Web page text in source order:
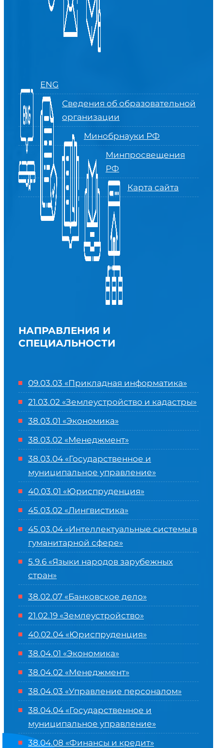
ENG
Сведения об образовательной
организации
Минобрнауки РФ
Минпросвещения
РФ
Карта сайта
НАПРАВЛЕНИЯ И
СПЕЦИАЛЬНОСТИ
09.03.03 «Прикладная информатика»
21.03.02 «Землеустройство и кадастры»
38.03.01 «Экономика»
38.03.02 «Менеджмент»
38.03.04 «Государственное и
муниципальное управление»
40.03.01 «Юриспруденция»
45.03.02 «Лингвистика»
45.03.04 «Интеллектуальные системы в
гуманитарной сфере»
5.9.6 «Языки народов зарубежных
стран»
38.02.07 «Банковское дело»
21.02.19 «Землеустройство»
40.02.04 «Юриспруденция»
38.04.01 «Экономика»
38.04.02 «Менеджмент»
38.04.03 «Управление персоналом»
38.04.04 «Государственное и
муниципальное управление»
38.04.08 «Финансы и кредит»